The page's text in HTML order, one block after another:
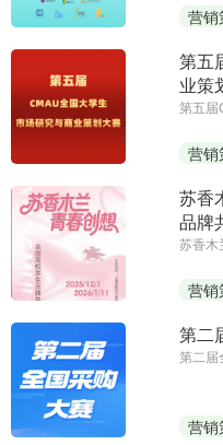
营销
第五
业策
第五届
（
（
营销
苏香
品牌
苏香
海苏
营销
第二
第二届
营销